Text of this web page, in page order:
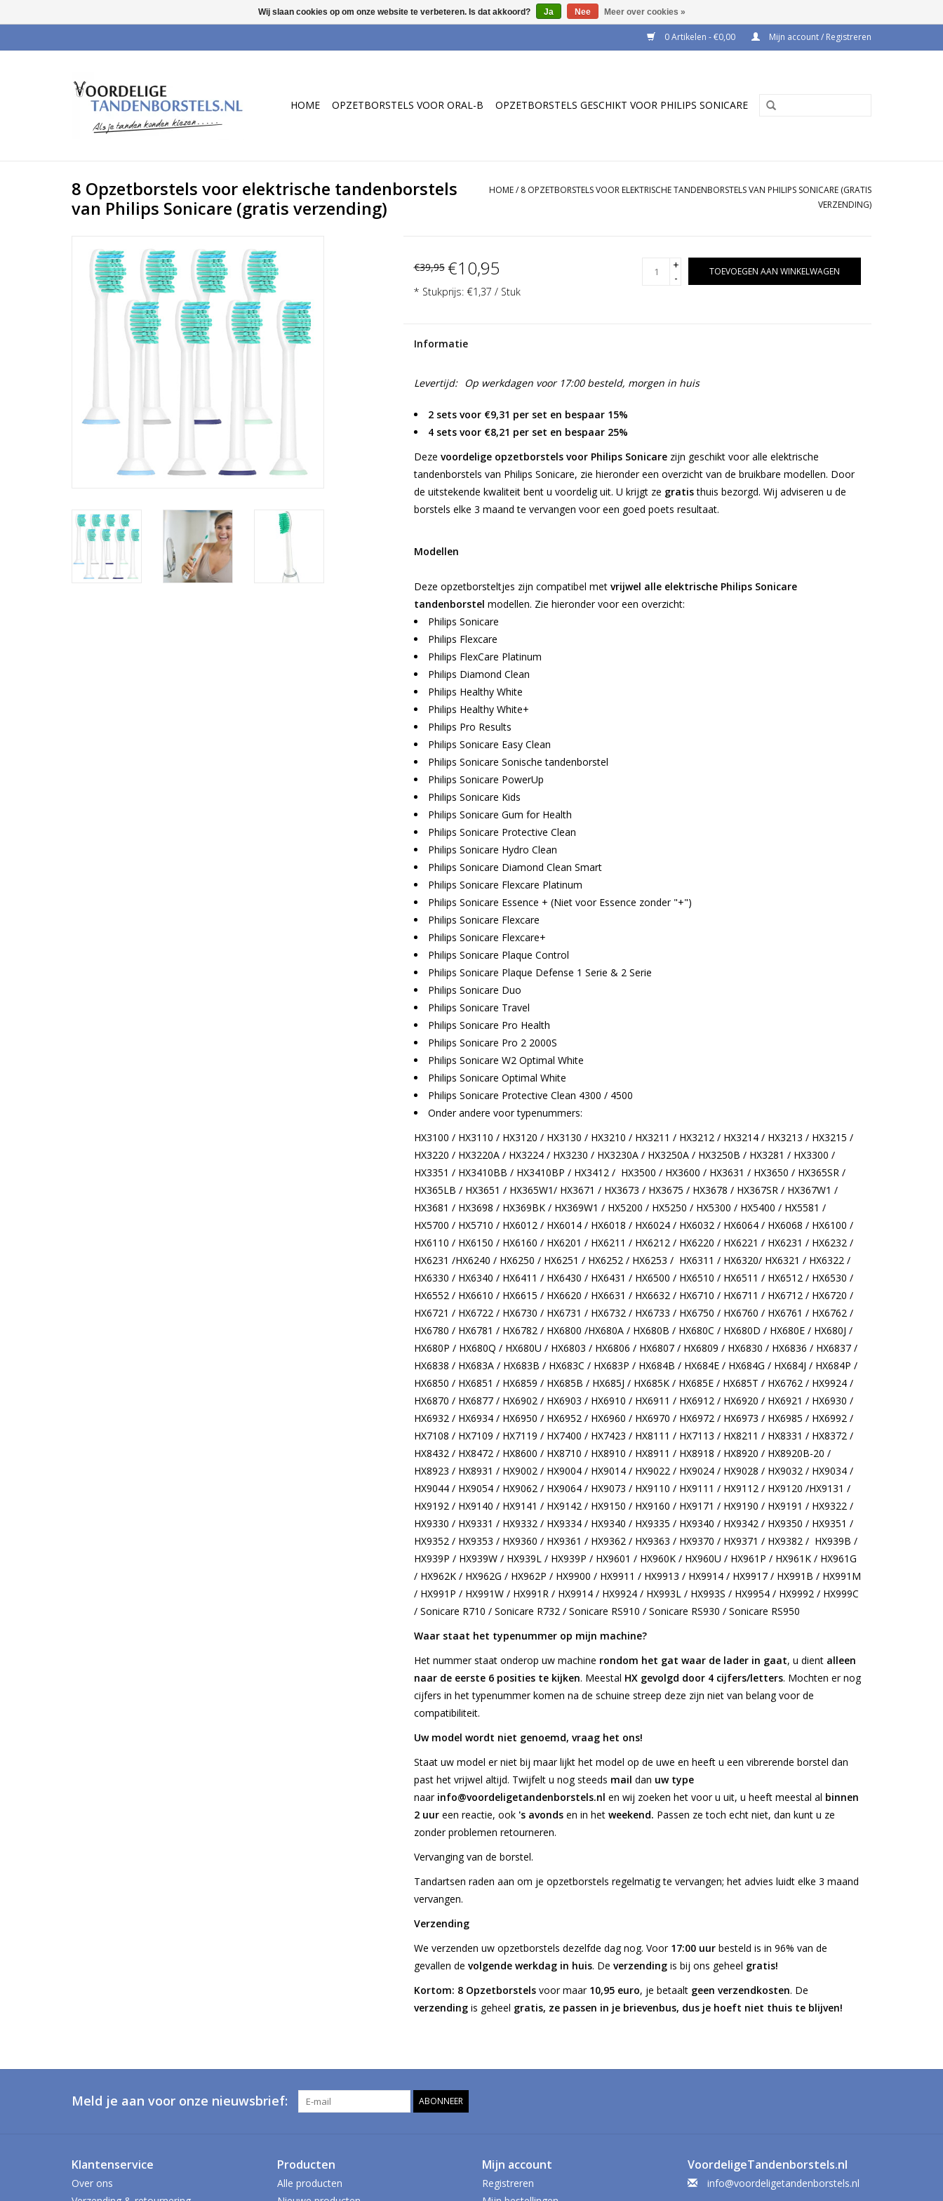
0 Artikelen - €0,00 Mijn account / Registreren
HOME OPZETBORSTELS VOOR ORAL-B OPZETBORSTELS GESCHIKT VOOR PHILIPS SONICARE
8 Opzetborstels voor elektrische tandenborstels
van Philips Sonicare (gratis verzending)
HOME/ 8 OPZETBORSTELS VOOR ELEKTRISCHE TANDENBORSTELS VAN PHILIPS SONICARE (GRATIS
VERZENDING)
€39,95 €10,95
* Stukprijs: €1,37 / Stuk
+
-
TOEVOEGEN AAN WINKELWAGEN
Informatie
Levertijd: Op werkdagen voor 17:00 besteld, morgen in huis
2 sets voor €9,31 per set en bespaar 15%
4 sets voor €8,21 per set en bespaar 25%
Deze voordelige opzetborstels voor Philips Sonicarezijn geschikt voor alle elektrische
tandenborstels van Philips Sonicare, zie hieronder een overzicht van de bruikbare modellen. Door
de uitstekende kwaliteit bent u voordelig uit. U krijgt ze gratisthuis bezorgd. Wij adviseren u de
borstels elke 3 maand te vervangen voor een goed poets resultaat.
Modellen
Deze opzetborsteltjes zijn compatibel met vrijwel alle elektrische Philips Sonicare
tandenborstel modellen. Zie hieronder voor een overzicht:
Philips Sonicare
Philips Flexcare
Philips FlexCare Platinum
Philips Diamond Clean
Philips Healthy White
Philips Healthy White+
Philips Pro Results
Philips Sonicare Easy Clean
Philips Sonicare Sonische tandenborstel
Philips Sonicare PowerUp
Philips Sonicare Kids
Philips Sonicare Gum for Health
Philips Sonicare Protective Clean
Philips Sonicare Hydro Clean
Philips Sonicare Diamond Clean Smart
Philips Sonicare Flexcare Platinum
Philips Sonicare Essence + (Niet voor Essence zonder "+")
Philips Sonicare Flexcare
Philips Sonicare Flexcare+
Philips Sonicare Plaque Control
Philips Sonicare Plaque Defense 1 Serie & 2 Serie
Philips Sonicare Duo
Philips Sonicare Travel
Philips Sonicare Pro Health
Philips Sonicare Pro 2 2000S
Philips Sonicare W2 Optimal White
Philips Sonicare Optimal White
Philips Sonicare Protective Clean 4300 / 4500
Onder andere voor typenummers:
HX3100 / HX3110 / HX3120 / HX3130 / HX3210 / HX3211 / HX3212 / HX3214 / HX3213 / HX3215 /
HX3220 / HX3220A / HX3224 / HX3230 / HX3230A / HX3250A / HX3250B / HX3281 / HX3300 /
HX3351 / HX3410BB / HX3410BP / HX3412 / HX3500 / HX3600 / HX3631 / HX3650 / HX365SR /
HX365LB / HX3651 / HX365W1/ HX3671 / HX3673 / HX3675 / HX3678 / HX367SR / HX367W1 /
HX3681 / HX3698 / HX369BK / HX369W1 / HX5200 / HX5250 / HX5300 / HX5400 / HX5581 /
HX5700 / HX5710 / HX6012 / HX6014 / HX6018 / HX6024 / HX6032 / HX6064 / HX6068 / HX6100 /
HX6110 / HX6150 / HX6160 / HX6201 / HX6211 / HX6212 / HX6220 / HX6221 / HX6231 / HX6232 /
HX6231 /HX6240 / HX6250 / HX6251 / HX6252 / HX6253 / HX6311 / HX6320/ HX6321 / HX6322 /
HX6330 / HX6340 / HX6411 / HX6430 / HX6431 / HX6500 / HX6510 / HX6511 / HX6512 / HX6530 /
HX6552 / HX6610 / HX6615 / HX6620 / HX6631 / HX6632 / HX6710 / HX6711 / HX6712 / HX6720 /
HX6721 / HX6722 / HX6730 / HX6731 / HX6732 / HX6733 / HX6750 / HX6760 / HX6761 / HX6762 /
HX6780 / HX6781 / HX6782 / HX6800 /HX680A / HX680B / HX680C / HX680D / HX680E / HX680J /
HX680P / HX680Q / HX680U / HX6803 / HX6806 / HX6807 / HX6809 / HX6830 / HX6836 / HX6837 /
HX6838 / HX683A / HX683B / HX683C / HX683P / HX684B / HX684E / HX684G / HX684J / HX684P /
HX6850 / HX6851 / HX6859 / HX685B / HX685J / HX685K / HX685E / HX685T / HX6762 / HX9924 /
HX6870 / HX6877 / HX6902 / HX6903 / HX6910 / HX6911 / HX6912 / HX6920 / HX6921 / HX6930 /
HX6932 / HX6934 / HX6950 / HX6952 / HX6960 / HX6970 / HX6972 / HX6973 / HX6985 / HX6992 /
HX7108 / HX7109 / HX7119 / HX7400 / HX7423 / HX8111 / HX7113 / HX8211 / HX8331 / HX8372 /
HX8432 / HX8472 / HX8600 / HX8710 / HX8910 / HX8911 / HX8918 / HX8920 / HX8920B-20 /
HX8923 / HX8931 / HX9002 / HX9004 / HX9014 / HX9022 / HX9024 / HX9028 / HX9032 / HX9034 /
HX9044 / HX9054 / HX9062 / HX9064 / HX9073 / HX9110 / HX9111 / HX9112 / HX9120 /HX9131 /
HX9192 / HX9140 / HX9141 / HX9142 / HX9150 / HX9160 / HX9171 / HX9190 / HX9191 / HX9322 /
HX9330 / HX9331 / HX9332 / HX9334 / HX9340 / HX9335 / HX9340 / HX9342 / HX9350 / HX9351 /
HX9352 / HX9353 / HX9360 / HX9361 / HX9362 / HX9363 / HX9370 / HX9371 / HX9382 / HX939B /
HX939P / HX939W / HX939L / HX939P / HX9601 / HX960K / HX960U / HX961P / HX961K / HX961G
/ HX962K / HX962G / HX962P / HX9900 / HX9911 / HX9913 / HX9914 / HX9917 / HX991B / HX991M
/ HX991P / HX991W / HX991R / HX9914 / HX9924 / HX993L / HX993S / HX9954 / HX9992 / HX999C
/ Sonicare R710 / Sonicare R732 / Sonicare RS910 / Sonicare RS930 / Sonicare RS950
Waar staat het typenummer op mijn machine?
Het nummer staat onderop uw machine rondom het gat waar de lader in gaat, u dient alleen
naar de eerste 6 posities te kijken. Meestal HX gevolgd door 4 cijfers/letters. Mochten er nog
cijfers in het typenummer komen na de schuine streep deze zijn niet van belang voor de
compatibiliteit.
Uw model wordt niet genoemd, vraag het ons!
Staat uw model er niet bij maar lijkt het model op de uwe en heeft u een vibrerende borstel dan
past het vrijwel altijd. Twijfelt u nog steeds mail dan uw type
naar info@voordeligetandenborstels.nl en wij zoeken het voor u uit, u heeft meestal al binnen
2 uureen reactie, ook 's avondsen in het weekend. Passen ze toch echt niet, dan kunt u ze
zonder problemen retourneren.
Vervanging van de borstel.
Tandartsen raden aan om je opzetborstels regelmatig te vervangen; het advies luidt elke 3 maand
vervangen.
Verzending
We verzenden uw opzetborstels dezelfde dag nog. Voor 17:00 uurbesteld is in 96% van de
gevallen de volgende werkdag in huis. De verzendingis bij ons geheel gratis!
Kortom: 8 Opzetborstelsvoor maar 10,95 euro, je betaalt geen verzendkosten. De
verzendingis geheel gratis, ze passen in je brievenbus, dus je hoeft niet thuis te blijven!
Meld je aan voor onze nieuwsbrief: ABONNEER
Klantenservice
Over ons
Producten
Alle producten
Mijn account
Registreren
VoordeligeTandenborstels.nl
info@voordeligetandenborstels.nl
Wij slaan cookies op om onze website te verbeteren. Is dat akkoord? Ja Nee Meer over cookies »